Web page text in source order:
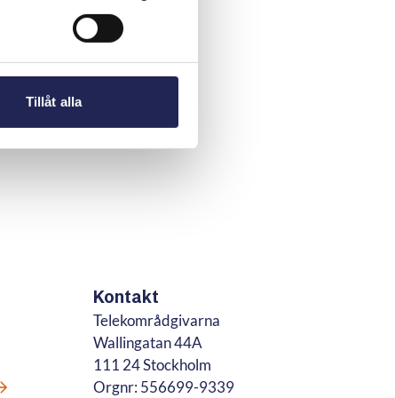
Tillåt alla
Kontakt
Telekområdgivarna
Wallingatan 44A
111 24 Stockholm
Orgnr: 556699-9339